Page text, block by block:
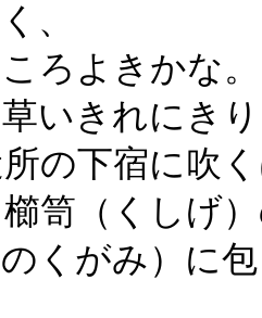
、
ろよきかな。
いきれにき
の下宿に吹
笥（くしげ
くがみ）に